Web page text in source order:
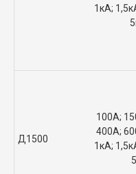
1кА;
Д1500
100А;
400А;
1кА;